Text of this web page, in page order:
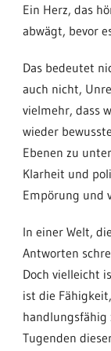
Ein Herz, das
abwägt, bevor
Das bedeutet
auch nicht,
vielmehr, dass
wieder
Ebenen zu
Klarheit und
Empörung und
In einer Welt,
Antworten
Doch vielleicht
ist die
handlungsfähig
Tugenden